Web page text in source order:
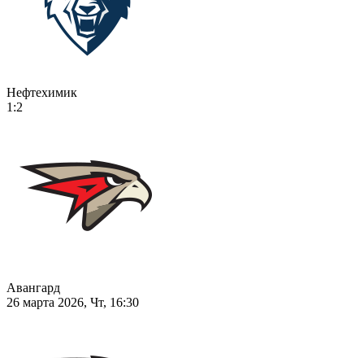
Нефтехимик
1:2
Авангард
26 марта 2026, Чт, 16:30